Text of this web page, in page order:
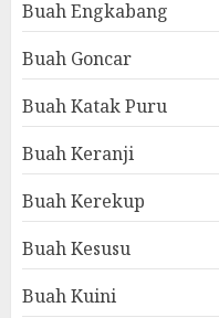
Buah Engkabang
Buah Goncar
Buah Katak Puru
Buah Keranji
Buah Kerekup
Buah Kesusu
Buah Kuini